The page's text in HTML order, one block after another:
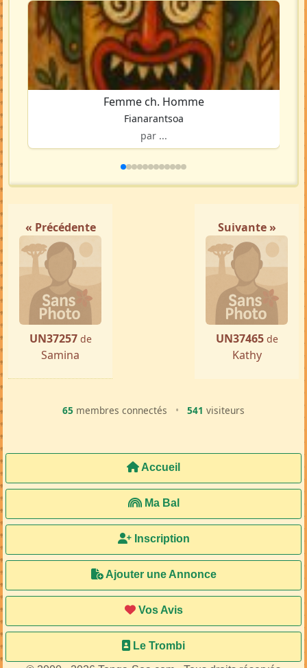
Femme ch. Homme
Fianarantsoa
par ...
« Précédente
UN37257 de
Samina
Suivante »
UN37465 de
Kathy
65 membres connectés • 541 visiteurs
Accueil
Ma Bal
Inscription
Ajouter une Annonce
Vos Avis
Le Trombi